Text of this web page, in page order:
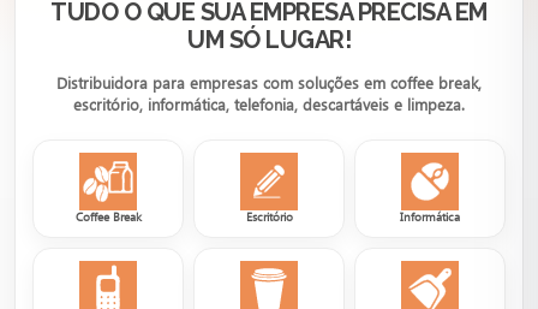
TUDO O QUE SUA EMPRESA PRECISA EM
UM SÓ LUGAR!
Distribuidora para empresas com soluções em coffee break,
escritório, informática, telefonia, descartáveis e limpeza.
Coffee Break Escritório Informática